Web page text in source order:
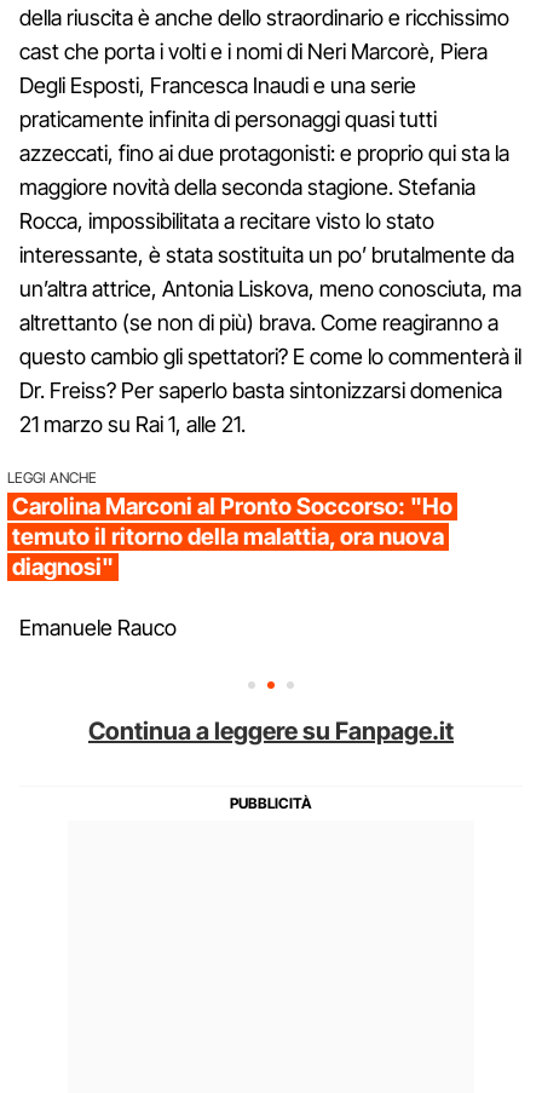
della riuscita è anche dello straordinario e ricchissimo
cast che porta i volti e i nomi di Neri Marcorè, Piera
Degli Esposti, Francesca Inaudi e una serie
praticamente infinita di personaggi quasi tutti
azzeccati, fino ai due protagonisti: e proprio qui sta la
maggiore novità della seconda stagione. Stefania
Rocca, impossibilitata a recitare visto lo stato
interessante, è stata sostituita un po’ brutalmente da
un’altra attrice, Antonia Liskova, meno conosciuta, ma
altrettanto (se non di più) brava. Come reagiranno a
questo cambio gli spettatori? E come lo commenterà il
Dr. Freiss? Per saperlo basta sintonizzarsi domenica
21 marzo su Rai 1, alle 21.
LEGGI ANCHE
Carolina Marconi al Pronto Soccorso: "Ho
temuto il ritorno della malattia, ora nuova
diagnosi"
Emanuele Rauco
Continua a leggere su Fanpage.it